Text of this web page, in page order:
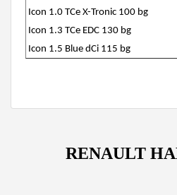
Icon 1.0 TCe X-Tronic 100 bg
Icon 1.3 TCe EDC 130 bg
Icon 1.5 Blue dCi 115 bg
RENAULT